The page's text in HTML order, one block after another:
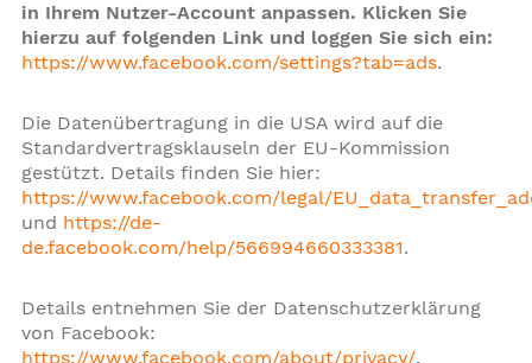
in Ihrem Nutzer-Account anpassen. Klicken Sie
hierzu auf folgenden Link und loggen Sie sich ein:
https://www.facebook.com/settings?tab=ads.
Die Datenübertragung in die USA wird auf die
Standardvertragsklauseln der EU-Kommission
gestützt. Details finden Sie hier:
https://www.facebook.com/legal/
und https://de-
de.facebook.com/help/566994660333381.
Details entnehmen Sie der Datenschutzerklärung
von Facebook:
https://www.facebook.com/about/privacy/.